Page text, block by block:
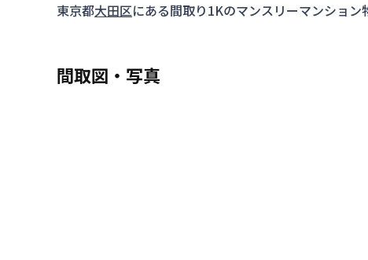
東京都大田区にある間取り1Kのマンスリーマンショ
間取図・写真